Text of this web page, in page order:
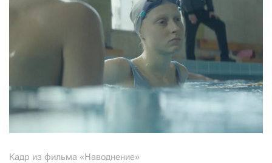
Кадр из фильма «Наводнение»